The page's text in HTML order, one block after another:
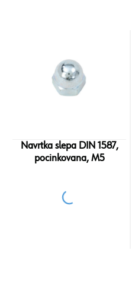
Navrtka slepa DIN 1587,
pocinkovana, M5